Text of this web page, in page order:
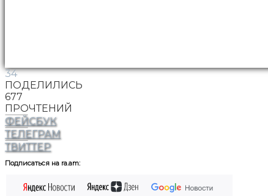
34
ПОДЕЛИЛИСЬ
677
ПРОЧТЕНИЙ
ФЕЙСБУК
ТЕЛЕГРАМ
ТВИТТЕР
Подписаться на ra.am: